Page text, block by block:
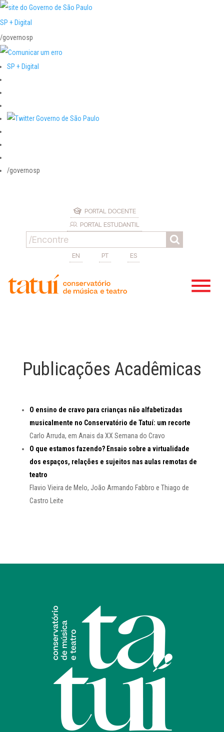
SP + Digital
/governosp
SP + Digital
/governosp
PORTAL DOCENTE
PORTAL ESTUDANTIL
EN PT ES
Publicações Acadêmicas
O ensino de cravo para crianças não alfabetizadas
musicalmente no Conservatório de Tatuí: um recorte
Carlo Arruda, em Anais da XX Semana do Cravo
O que estamos fazendo? Ensaio sobre a virtualidade
dos espaços, relações e sujeitos nas aulas remotas de
teatro
Flavio Vieira de Melo, João Armando Fabbro e Thiago de
Castro Leite